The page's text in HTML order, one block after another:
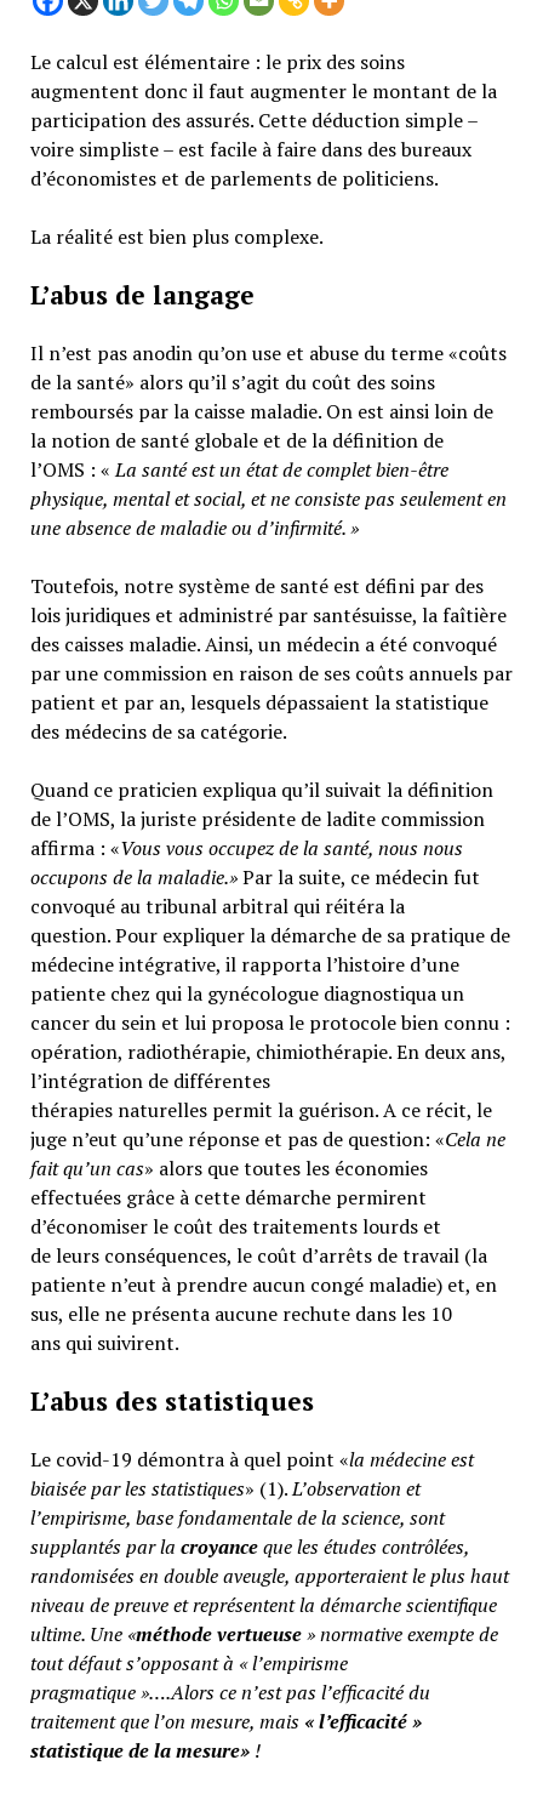
Le calcul est élémentaire : le prix des soins
augmentent donc il faut augmenter le montant de la
participation des assurés. Cette déduction simple –
voire simpliste – est facile à faire dans des bureaux
d’économistes et de parlements de politiciens.
La réalité est bien plus complexe.
L’abus de langage
Il n’est pas anodin qu’on use et abuse du terme «coûts
de la santé» alors qu’il s’agit du coût des soins
remboursés par la caisse maladie. On est ainsi loin de
la notion de santé globale et de la définition de
l’OMS : «La santé est un état de complet bien-être
physique, mental et social, et ne consiste pas seulement en
une absence de maladie ou d’infirmité.»
Toutefois, notre système de santé est défini par des
lois juridiques et administré par santésuisse, la faîtière
des caisses maladie. Ainsi, un médecin a été convoqué
par une commission en raison de ses coûts annuels par
patient et par an, lesquels dépassaient la statistique
des médecins de sa catégorie.
Quand ce praticien expliqua qu’il suivait la définition
de l’OMS, la juriste présidente de ladite commission
affirma : «Vous vous occupez de la santé, nous nous
occupons de la maladie.»Par la suite, ce médecin fut
convoqué au tribunal arbitral qui réitéra la
question. Pour expliquer la démarche de sa pratique de
médecine intégrative, il rapporta l’histoire d’une
patiente chez qui la gynécologue diagnostiqua un
cancer du sein et lui proposa le protocole bien connu :
opération, radiothérapie, chimiothérapie. En deux ans,
l’intégration de différentes
thérapies naturelles permit la guérison. A ce récit, le
juge n’eut qu’une réponse et pas de question: «Cela ne
fait qu’un cas» alors que toutes les économies
effectuées grâce à cette démarche permirent
d’économiser le coût des traitements lourds et
de leurs conséquences, le coût d’arrêts de travail (la
patiente n’eut à prendre aucun congé maladie) et, en
sus, elle ne présenta aucune rechute dans les 10
ans qui suivirent.
L’abus des statistiques
Le covid-19 démontra à quel point «la médecine est
biaisée par les statistiques» (1).L’observation et
l’empirisme, base fondamentale de la science, sont
supplantés par la croyanceque les études contrôlées,
randomisées en double aveugle, apporteraient le plus haut
niveau de preuve et représentent la démarche scientifique
ultime. Une «méthode vertueuse» normative exempte de
tout défaut s’opposant à « l’empirisme
pragmatique »….Alors ce n’est pas l’efficacité du
traitement que l’on mesure, mais «l’efficacité »
statistique de la mesure» !